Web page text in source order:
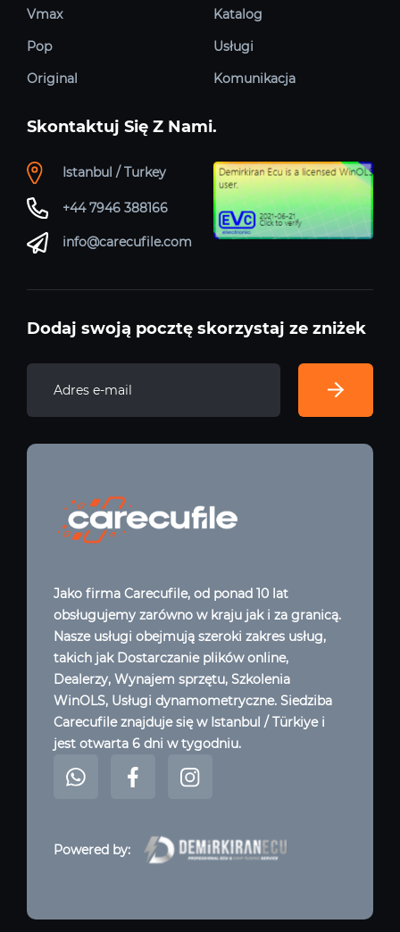
Vmax
Pop
Original
Katalog
Usługi
Komunikacja
Skontaktuj Się Z Nami.
Istanbul / Turkey
+44 7946 388166
info@carecufile.com
Dodaj swoją pocztę skorzystaj ze zniżek
Jako firma Carecufile, od ponad 10 lat
obsługujemy zarówno w kraju jak i za granicą.
Nasze usługi obejmują szeroki zakres usług,
takich jak Dostarczanie plików online,
Dealerzy, Wynajem sprzętu, Szkolenia
WinOLS, Usługi dynamometryczne. Siedziba
Carecufile znajduje się w Istanbul / Türkiye i
jest otwarta 6 dni w tygodniu.
Powered by: